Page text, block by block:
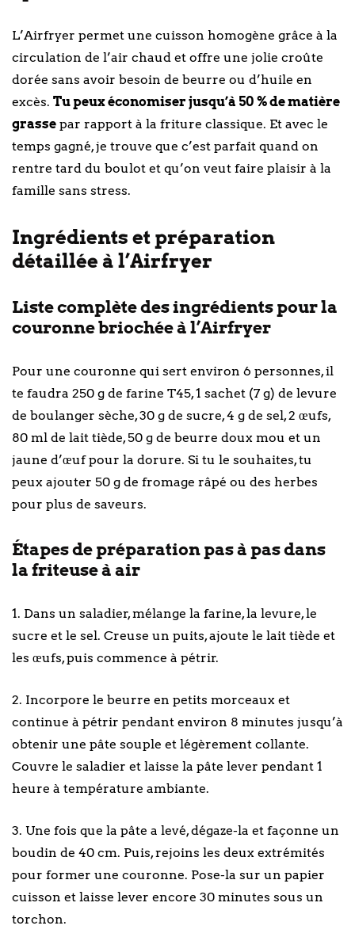
L’Airfryer permet une cuisson homogène grâce à la
circulation de l’air chaud et offre une jolie croûte
dorée sans avoir besoin de beurre ou d’huile en
excès. Tu peux économiser jusqu’à 50 % de matière
grasse par rapport à la friture classique. Et avec le
temps gagné, je trouve que c’est parfait quand on
rentre tard du boulot et qu’on veut faire plaisir à la
famille sans stress.
Ingrédients et préparation
détaillée à l’Airfryer
Liste complète des ingrédients pour la
couronne briochée à l’Airfryer
Pour une couronne qui sert environ 6 personnes, il
te faudra 250 g de farine T45, 1 sachet (7 g) de levure
de boulanger sèche, 30 g de sucre, 4 g de sel, 2 œufs,
80 ml de lait tiède, 50 g de beurre doux mou et un
jaune d’œuf pour la dorure. Si tu le souhaites, tu
peux ajouter 50 g de fromage râpé ou des herbes
pour plus de saveurs.
Étapes de préparation pas à pas dans
la friteuse à air
1. Dans un saladier, mélange la farine, la levure, le
sucre et le sel. Creuse un puits, ajoute le lait tiède et
les œufs, puis commence à pétrir.
2. Incorpore le beurre en petits morceaux et
continue à pétrir pendant environ 8 minutes jusqu’à
obtenir une pâte souple et légèrement collante.
Couvre le saladier et laisse la pâte lever pendant 1
heure à température ambiante.
3. Une fois que la pâte a levé, dégaze-la et façonne un
boudin de 40 cm. Puis, rejoins les deux extrémités
pour former une couronne. Pose-la sur un papier
cuisson et laisse lever encore 30 minutes sous un
torchon.